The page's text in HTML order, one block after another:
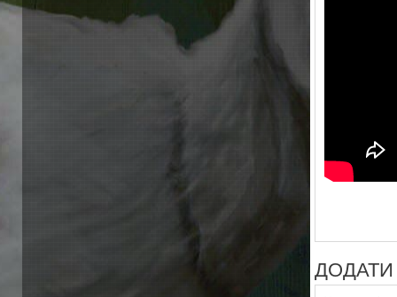
ДОДАТИ